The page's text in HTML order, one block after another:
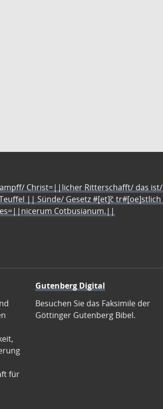
Christ=||licher Ritterschafft/ das
|| Sünde/ Gesetz #[et]c̃
Cotbusianum.||
für
Gutenberg Digital
Besuchen Sie das Faksimile der
Göttinger Gutenberg Bibel.